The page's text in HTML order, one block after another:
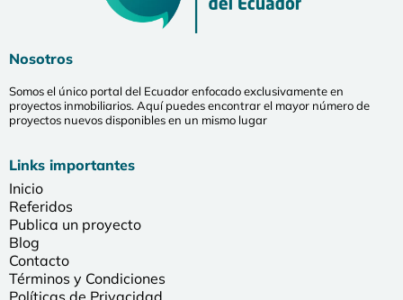
Nosotros
Somos el único portal del Ecuador enfocado exclusivamente en
proyectos inmobiliarios. Aquí puedes encontrar el mayor número de
proyectos nuevos disponibles en un mismo lugar
Links importantes
Inicio
Referidos
Publica un proyecto
Blog
Contacto
Términos y Condiciones